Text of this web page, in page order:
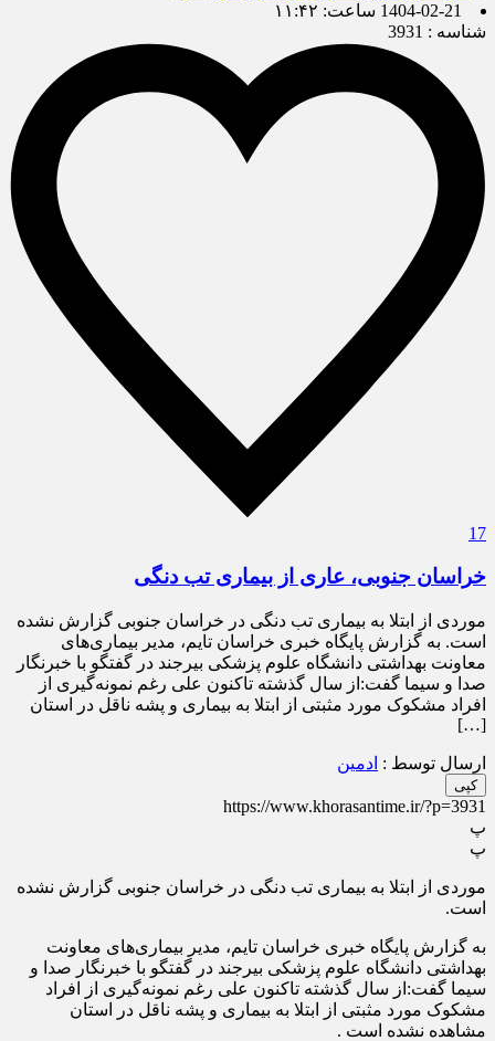
1404-02-21 ساعت: ۱۱:۴۲
شناسه : 3931
17
خراسان جنوبی، عاری از بیماری تب دنگی
موردی از ابتلا به بیماری تب دنگی در خراسان جنوبی گزارش نشده
است. به گزارش پایگاه خبری خراسان تایم، مدیر بیماری‌های
معاونت بهداشتی دانشگاه علوم پزشکی بیرجند در گفتگو با خبرنگار
صدا و سیما گفت:از سال گذشته تاکنون علی رغم نمونه‌گیری از
افراد مشکوک مورد مثبتی از ابتلا به بیماری و پشه ناقل در استان
[…]
ارسال توسط : ادمین
کپی
https://www.khorasantime.ir/?p=3931
پ
پ
موردی از ابتلا به بیماری تب دنگی در خراسان جنوبی گزارش نشده
است.
به گزارش پایگاه خبری خراسان تایم، مدیر بیماری‌های معاونت
بهداشتی دانشگاه علوم پزشکی بیرجند در گفتگو با خبرنگار صدا و
سیما گفت:از سال گذشته تاکنون علی رغم نمونه‌گیری از افراد
مشکوک مورد مثبتی از ابتلا به بیماری و پشه ناقل در استان
مشاهده نشده است .